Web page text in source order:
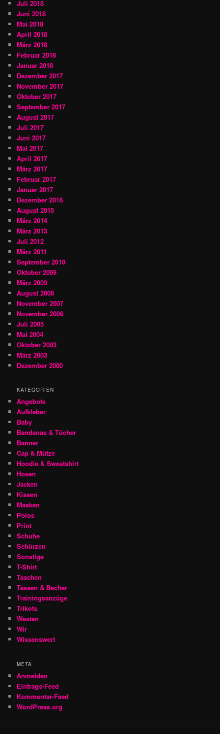
Juli 2018
Juni 2018
Mai 2018
April 2018
März 2018
Februar 2018
Januar 2018
Dezember 2017
November 2017
Oktober 2017
September 2017
August 2017
Juli 2017
Juni 2017
Mai 2017
April 2017
März 2017
Februar 2017
Januar 2017
Dezember 2016
August 2015
März 2014
März 2013
Juli 2012
März 2011
September 2010
Oktober 2009
März 2009
August 2008
November 2007
November 2006
Juli 2005
Mai 2004
Oktober 2003
März 2003
Dezember 2000
KATEGORIEN
Angebote
Aufkleber
Baby
Bandanas & Tücher
Banner
Cap & Mütze
Hoodie & Sweatshirt
Hosen
Jacken
Kissen
Masken
Polos
Print
Schuhe
Schürzen
Sonstige
T-Shirt
Taschen
Tassen & Becher
Trainingsanzüge
Trikots
Westen
Wir
Wissenswert
META
Anmelden
Eintrags-Feed
Kommentar-Feed
WordPress.org